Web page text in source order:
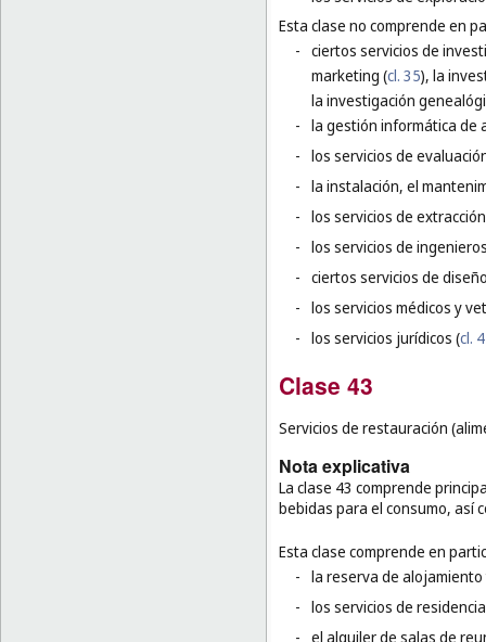
Esta clase no comprende en
- ciertos servicios de
marketing (cl. 35), la
la investigación
- la gestión informática de
- los servicios de
- la instalación, el
- los servicios de
- los servicios de
- ciertos servicios de
- los servicios médicos y
- los servicios jurídicos (cl.
Clase 43
Servicios de restauración
Nota explicativa
La clase 43 comprende
bebidas para el consumo, así
Esta clase comprende en
- la reserva de
- los servicios de
- el alquiler de salas de